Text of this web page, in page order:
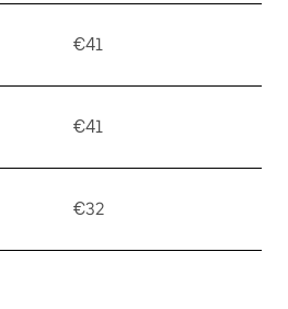
€41
€41
€32